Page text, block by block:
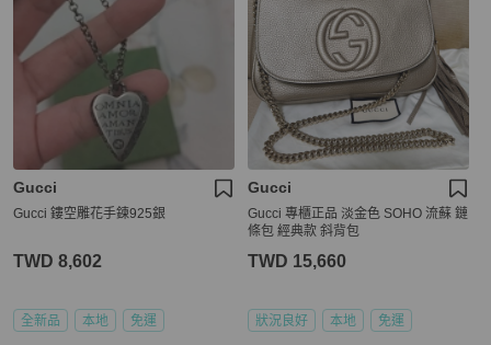
Gucci
Gucci 鏤空雕花手鍊925銀
TWD 8,602
全新品 本地 免運
Gucci
Gucci 專櫃正品 淡金色 SOHO 流蘇 鏈
條包 經典款 斜背包
TWD 15,660
狀況良好 本地 免運